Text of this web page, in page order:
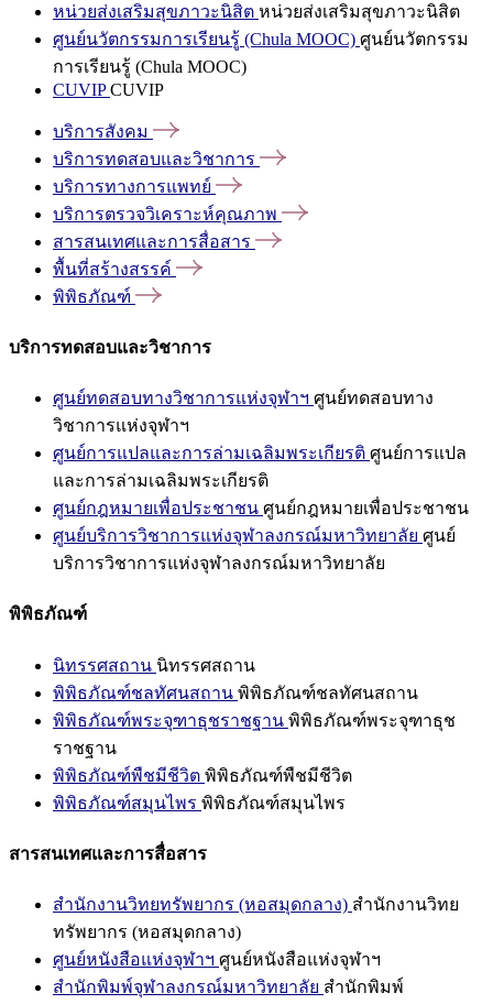
หน่วยส่งเสริมสุขภาวะนิสิต หน่วยส่งเสริมสุขภาวะนิสิต
ศูนย์นวัตกรรมการเรียนรู้ (Chula MOOC) ศูนย์นวัตกรรม
การเรียนรู้ (Chula MOOC)
CUVIPCUVIP
บริการสังคม
บริการทดสอบและวิชาการ
บริการทางการแพทย์
บริการตรวจวิเคราะห์คุณภาพ
สารสนเทศและการสื่อสาร
พื้นที่สร้างสรรค์
พิพิธภัณฑ์
บริการทดสอบและวิชาการ
ศูนย์ทดสอบทางวิชาการแห่งจุฬาฯ ศูนย์ทดสอบทาง
วิชาการแห่งจุฬาฯ
ศูนย์การแปลและการล่ามเฉลิมพระเกียรติ ศูนย์การแปล
และการล่ามเฉลิมพระเกียรติ
ศูนย์กฎหมายเพื่อประชาชน ศูนย์กฎหมายเพื่อประชาชน
ศูนย์บริการวิชาการแห่งจุฬาลงกรณ์มหาวิทยาลัย ศูนย์
บริการวิชาการแห่งจุฬาลงกรณ์มหาวิทยาลัย
พิพิธภัณฑ์
นิทรรศสถาน นิทรรศสถาน
พิพิธภัณฑ์ชลทัศนสถาน พิพิธภัณฑ์ชลทัศนสถาน
พิพิธภัณฑ์พระจุฑาธุชราชฐาน พิพิธภัณฑ์พระจุฑาธุช
ราชฐาน
พิพิธภัณฑ์พืชมีชีวิต พิพิธภัณฑ์พืชมีชีวิต
พิพิธภัณฑ์สมุนไพร พิพิธภัณฑ์สมุนไพร
สารสนเทศและการสื่อสาร
สำนักงานวิทยทรัพยากร (หอสมุดกลาง) สำนักงานวิทย
ทรัพยากร (หอสมุดกลาง)
ศูนย์หนังสือแห่งจุฬาฯ ศูนย์หนังสือแห่งจุฬาฯ
สำนักพิมพ์จุฬาลงกรณ์มหาวิทยาลัย สำนักพิมพ์